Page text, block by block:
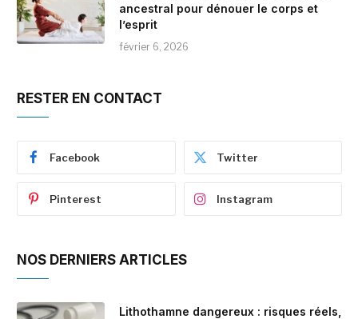
ancestral pour dénouer le corps et
l’esprit
février 6, 2026
RESTER EN CONTACT
Facebook Twitter
Pinterest Instagram
NOS DERNIERS ARTICLES
Lithothamne dangereux : risques réels,